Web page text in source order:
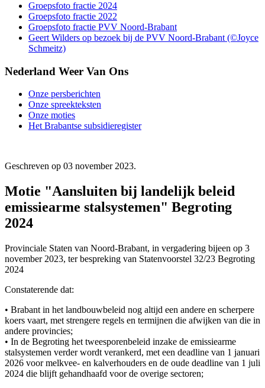
Groepsfoto fractie 2024
Groepsfoto fractie 2022
Groepsfoto fractie PVV Noord-Brabant
Geert Wilders op bezoek bij de PVV Noord-Brabant (©Joyce
Schmeitz)
Nederland Weer Van Ons
Onze persberichten
Onze spreekteksten
Onze moties
Het Brabantse subsidieregister
Geschreven op 03 november 2023.
Motie "Aansluiten bij landelijk beleid
emissiearme stalsystemen" Begroting
2024
Provinciale Staten van Noord-Brabant, in vergadering bijeen op 3
november 2023, ter bespreking van Statenvoorstel 32/23 Begroting
2024
Constaterende dat:
• Brabant in het landbouwbeleid nog altijd een andere en scherpere
koers vaart, met strengere regels en termijnen die afwijken van die in
andere provincies;
• In de Begroting het tweesporenbeleid inzake de emissiearme
stalsystemen verder wordt verankerd, met een deadline van 1 januari
2026 voor melkvee- en kalverhouders en de oude deadline van 1 juli
2024 die blijft gehandhaafd voor de overige sectoren;